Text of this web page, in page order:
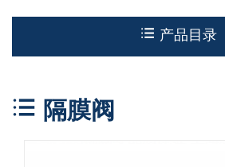
产品目录
隔膜阀